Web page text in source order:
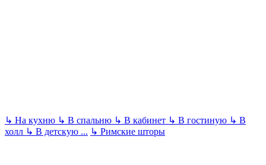
↳ На кухню ↳ В спальню ↳ В кабинет ↳ В гостиную ↳ В
холл ↳ В детскую ... ↳ Римские шторы